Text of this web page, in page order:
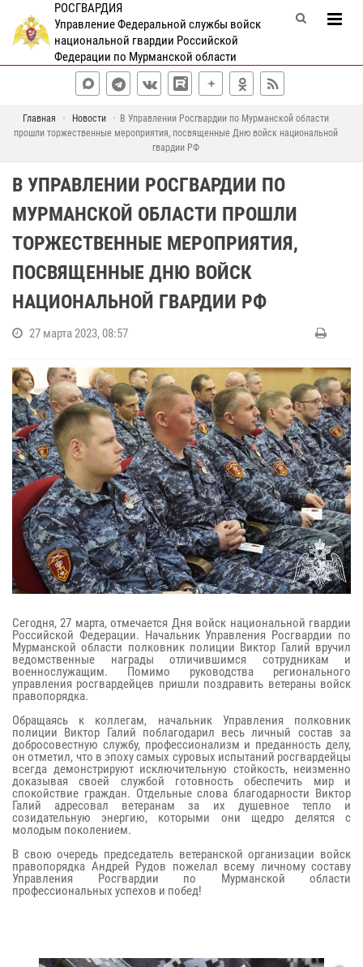
РОСГВАРДИЯ
Управление Федеральной службы войск
национальной гвардии Российской
Федерации по Мурманской области
Главная Новости
В Управлении Росгвардии по Мурманской области
прошли торжественные мероприятия, посвященные Дню войск национальной
гвардии РФ
В УПРАВЛЕНИИ РОСГВАРДИИ ПО
МУРМАНСКОЙ ОБЛАСТИ ПРОШЛИ
ТОРЖЕСТВЕННЫЕ МЕРОПРИЯТИЯ,
ПОСВЯЩЕННЫЕ ДНЮ ВОЙСК
НАЦИОНАЛЬНОЙ ГВАРДИИ РФ
27 марта 2023, 08:57
Сегодня, 27 марта, отмечается Дня войск национальной гвардии
Российской Федерации. Начальник Управления Росгвардии по
Мурманской области полковник полиции Виктор Галий вручил
ведомственные награды отличившимся сотрудникам и
военнослужащим. Помимо руководства регионального
управления росгвардейцев пришли поздравить ветераны войск
правопорядка.
Обращаясь к коллегам, начальник Управления полковник
полиции Виктор Галий поблагодарил весь личный состав за
добросовестную службу, профессионализм и преданность делу,
он отметил, что в эпоху самых суровых испытаний росгвардейцы
всегда демонстрируют исключительную стойкость, неизменно
доказывая своей службой готовность обеспечить мир и
спокойствие граждан. Отдельные слова благодарности Виктор
Галий адресовал ветеранам за их душевное тепло и
созидательную энергию, которыми они щедро делятся с
молодым поколением.
В свою очередь председатель ветеранской организации войск
правопорядка Андрей Рудов пожелал всему личному составу
Управления Росгвардии по Мурманской области
профессиональных успехов и побед!